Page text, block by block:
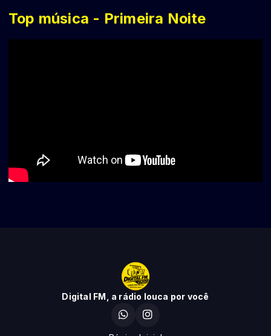
Top música - Primeira Noite
Digital FM, a rádio louca por você